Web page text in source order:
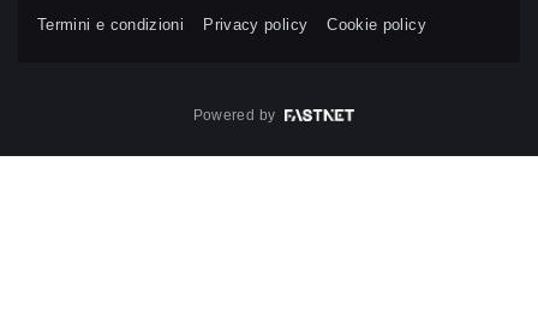
Termini e condizioni Privacy policy Cookie policy
Powered by